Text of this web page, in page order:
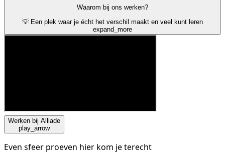
Waarom bij ons werken?
💡 Een plek waar je écht het verschil maakt en veel kunt leren
expand_more
Werken bij Alliade
play_arrow
Even sfeer proeven hier kom je terecht